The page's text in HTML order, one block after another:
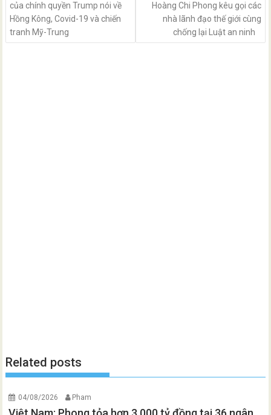
của chính quyền Trump nói về
Hồng Kông, Covid-19 và chiến
tranh Mỹ-Trung
Hoàng Chi Phong kêu gọi các
nhà lãnh đạo thế giới cùng
chống lại Luật an ninh
Related posts
04/08/2026 Pham